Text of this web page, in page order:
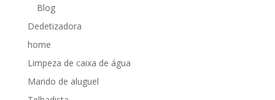
Blog
Dedetizadora
home
Limpeza de caixa de água
Marido de aluguel